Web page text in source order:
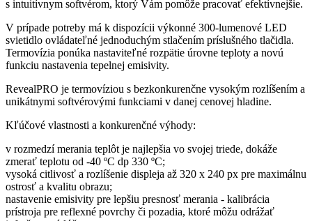
s intuitívnym softvérom, ktorý Vám pomôže pracovať efektívnejšie.
V prípade potreby má k dispozícii výkonné 300-lumenové LED
svietidlo ovládateľné jednoduchým stlačením príslušného tlačidla.
Termovízia ponúka nastaviteľné rozpätie úrovne teploty a novú
funkciu nastavenia tepelnej emisivity.
RevealPRO je termovíziou s bezkonkurenčne vysokým rozlíšením a
unikátnymi softvérovými funkciami v danej cenovej hladine.
Kľúčové vlastnosti a konkurenčné výhody:
v rozmedzí merania teplôt je najlepšia vo svojej triede, dokáže
zmerať teplotu od -40 ºC dp 330 ºC;
vysoká citlivosť a rozlíšenie displeja až 320 x 240 px pre maximálnu
ostrosť a kvalitu obrazu;
nastavenie emisivity pre lepšiu presnosť merania - kalibrácia
prístroja pre reflexné povrchy či pozadia, ktoré môžu odrážať